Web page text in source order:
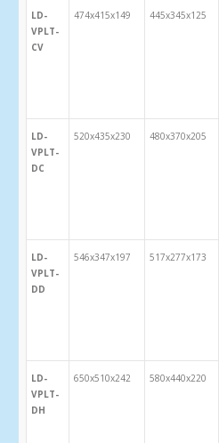
LD-
VPLT-
CV
474x415x149 445x345x125
LD-
VPLT-
DC
520x435x230 480x370x205
LD-
VPLT-
DD
546x347x197 517x277x173
LD-
VPLT-
DH
650x510x242 580x440x220